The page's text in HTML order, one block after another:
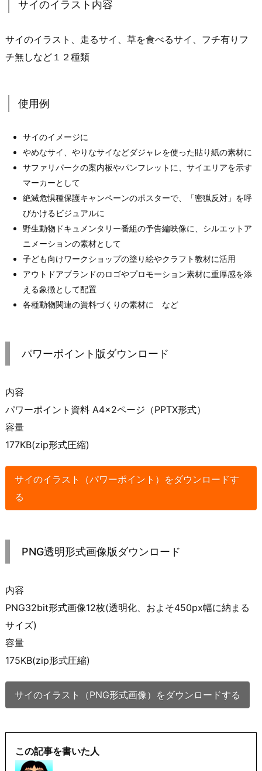
サイのイラスト内容
サイのイラスト、走るサイ、草を食べるサイ、フチ有りフ
チ無しなど１２種類
使用例
サイのイメージに
やめなサイ、やりなサイなどダジャレを使った貼り紙の素材に
サファリパークの案内板やパンフレットに、サイエリアを示す
マーカーとして
絶滅危惧種保護キャンペーンのポスターで、「密猟反対」を呼
びかけるビジュアルに
野生動物ドキュメンタリー番組の予告編映像に、シルエットア
ニメーションの素材として
子ども向けワークショップの塗り絵やクラフト教材に活用
アウトドアブランドのロゴやプロモーション素材に重厚感を添
える象徴として配置
各種動物関連の資料づくりの素材に など
パワーポイント版ダウンロード
内容
パワーポイント資料 A4×2ページ（PPTX形式）
容量
177KB(zip形式圧縮)
サイのイラスト（パワーポイント）をダウンロードす
る
PNG透明形式画像版ダウンロード
内容
PNG32bit形式画像12枚(透明化、およそ450px幅に納まる
サイズ)
容量
175KB(zip形式圧縮)
サイのイラスト（PNG形式画像）をダウンロードする
この記事を書いた人